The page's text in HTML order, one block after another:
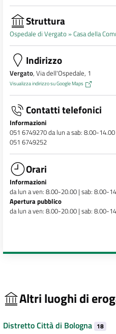
Struttura
Ospedale di Vergato »Casa della
Indirizzo
Vergato, Via dell'Ospedale, 1
Visualizza indirizzo su Google Maps
Contatti telefonici
Informazioni
051 6749270 da lun a sab: 8.00-14.00
051 6749252
Orari
Informazioni
da lun a ven: 8.00-20.00 | sab: 8.00-
Apertura pubblico
da lun a ven: 8.00-20.00 | sab: 8.00-
Altri luoghi di
Distretto Città di Bologna 18